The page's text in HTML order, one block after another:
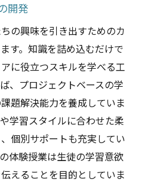
開発
の興味を引き出すためのカ
す。知識を詰め込むだけで
に役立つスキルを学べる工
、プロジェクトベースの学
題解決能力を養成していま
学習スタイルに合わせた柔
個別サポートも充実してい
体験授業は生徒の学習意欲
えることを目的としていま